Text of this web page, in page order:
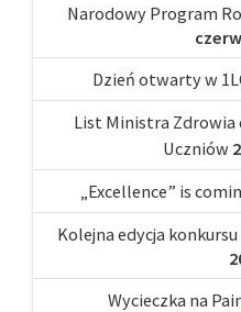
Narodowy Program
Dzień otwarty w
List Ministra Zdrowia
Uczniów
„Excellence” is
Kolejna edycja
Wycieczka na